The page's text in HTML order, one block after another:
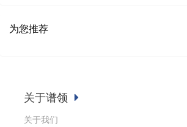
为您推荐
关于谱领
关于我们